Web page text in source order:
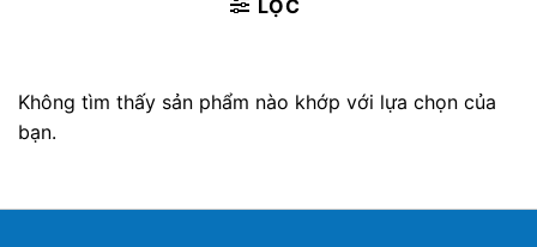
LỌC
Không tìm thấy sản phẩm nào khớp với lựa chọn của
bạn.